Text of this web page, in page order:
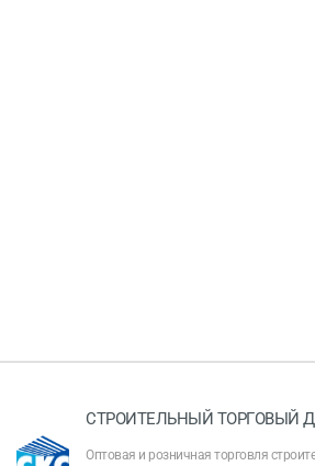
СТРОИТЕЛЬНЫЙ ТОРГОВЫЙ
Оптовая и розничная торговля